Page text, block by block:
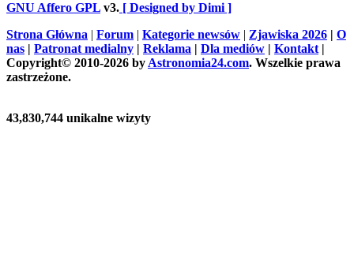
GNU Affero GPL v3. [ Designed by Dimi ]
Strona Główna | Forum | Kategorie newsów | Zjawiska 2026 | O
nas | Patronat medialny | Reklama | Dla mediów | Kontakt |
Copyright© 2010-2026 by Astronomia24.com. Wszelkie prawa
zastrzeżone.
43,830,744 unikalne wizyty